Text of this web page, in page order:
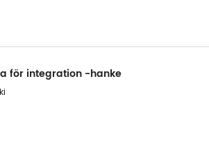
för integration -hanke